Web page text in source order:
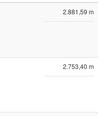
2.881,59 m
2.753,40 m